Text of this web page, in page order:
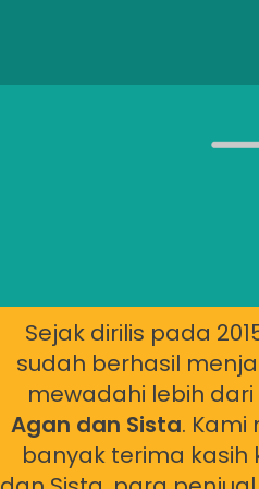
Sejak dirilis pada
sudah berhasil
mewadahi lebih dari
Agan dan Sista.
banyak terima kasih